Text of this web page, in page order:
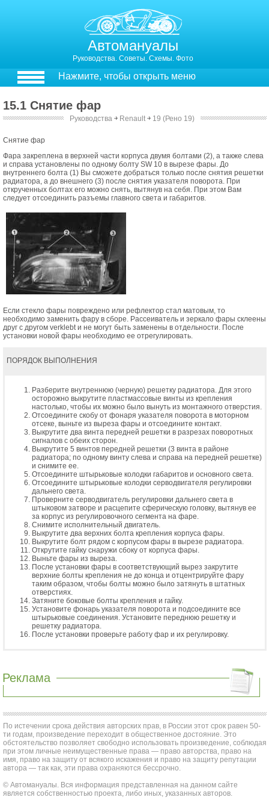
Автомануалы
Руководства. Советы. Схемы. Фото
Нажмите, чтобы открыть меню
15.1 Снятие фар
Руководства ￫ Renault ￫ 19 (Рено 19)
Снятие фар
Фара закреплена в верхней части корпуса двумя болтами (2), а также слева
и справа установлены по одному болту SW 10 в вырезе фары. До
внутреннего болта (1) Вы сможете добраться только после снятия решетки
радиатора, а до внешнего (3) после снятия указателя поворота. При
открученных болтах его можно снять, вытянув на себя. При этом Вам
следует отсоединить разъемы главного света и габаритов.
Если стекло фары повреждено или рефлектор стал матовым, то
необходимо заменить фару в сборе. Рассеиватель и зеркало фары склеены
друг с другом verklebt и не могут быть заменены в отдельности. После
установки новой фары необходимо ее отрегулировать.
ПОРЯДОК ВЫПОЛНЕНИЯ
Разберите внутреннюю (черную) решетку радиатора. Для этого
осторожно выкрутите пластмассовые винты из крепления
настолько, чтобы их можно было вынуть из монтажного отверстия.
Отсоедините скобу от фонаря указателя поворота в моторном
отсеке, выньте из выреза фары и отсоедините контакт.
Выкрутите два винта передней решетки в разрезах поворотных
сигналов с обеих сторон.
Выкрутите 5 винтов передней решетки (3 винта в районе
радиатора; по одному винту слева и справа на передней решетке)
и снимите ее.
Отсоедините штырьковые колодки габаритов и основного света.
Отсоедините штырьковые колодки серводвигателя регулировки
дальнего света.
Проверните серводвигатель регулировки дальнего света в
штыковом затворе и расцепите сферическую головку, вытянув ее
за корпус из регулировочного сегмента на фаре.
Снимите исполнительный двигатель.
Выкрутите два верхних болта крепления корпуса фары.
Выкрутите болт рядом с корпусом фары в вырезе радиатора.
Открутите гайку снаружи сбоку от корпуса фары.
Выньте фары из выреза.
После установки фары в соответствующий вырез закрутите
верхние болты крепления не до конца и отцентрируйте фару
таким образом, чтобы болты можно было затянуть в штатных
отверстиях.
Затяните боковые болты крепления и гайку.
Установите фонарь указателя поворота и подсоедините все
штырьковые соединения. Установите переднюю решетку и
решетку радиатора.
После установки проверьте работу фар и их регулировку.
Реклама
По истечении срока действия авторских прав, в России этот срок равен 50-
ти годам, произведение переходит в общественное достояние. Это
обстоятельство позволяет свободно использовать произведение, соблюдая
при этом личные неимущественные права — право авторства, право на
имя, право на защиту от всякого искажения и право на защиту репутации
автора — так как, эти права охраняются бессрочно.
© Автомануалы. Вся информация представленная на данном сайте
является собственностью проекта, либо иных, указанных авторов.